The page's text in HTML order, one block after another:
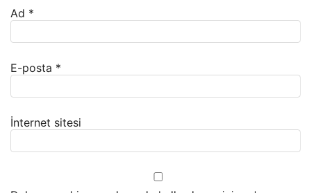
Ad *
E-posta *
İnternet sitesi